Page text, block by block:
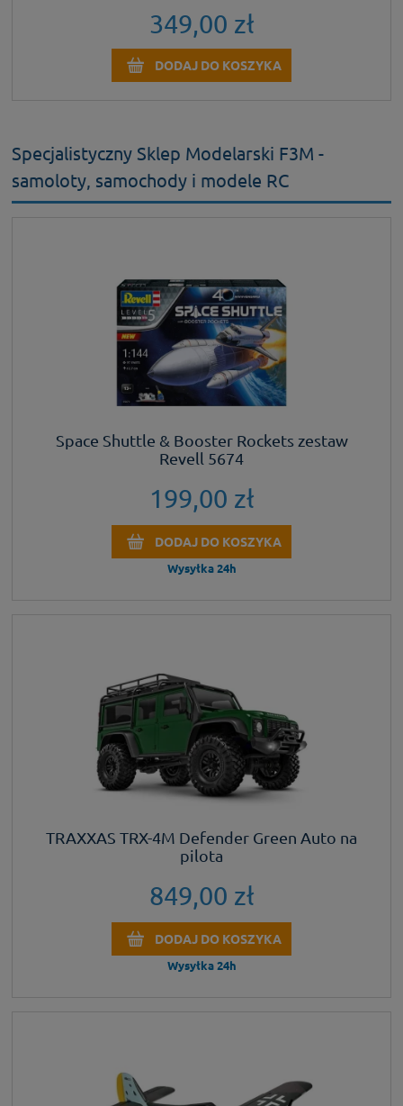
349,00 zł
DODAJ DO KOSZYKA
Specjalistyczny Sklep Modelarski F3M -
samoloty, samochody i modele RC
Space Shuttle & Booster Rockets zestaw
Revell 5674
199,00 zł
DODAJ DO KOSZYKA
Wysyłka 24h
TRAXXAS TRX-4M Defender Green Auto na
pilota
849,00 zł
DODAJ DO KOSZYKA
Wysyłka 24h